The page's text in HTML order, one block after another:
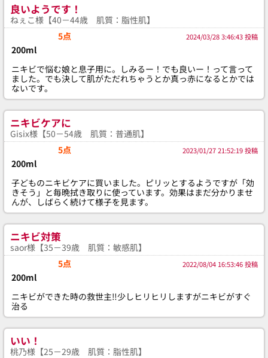
良いようです！
ねぇこ様【40－44歳 肌質：脂性肌】
5点
2024/03/28 3:46:43 投稿
200ml
ニキビで悩む娘と息子用に。しみるー！でも良いー！って言って
ました。でも決して肌がただれちゃうとか真っ赤になるとかでは
ないです。
ニキビケアに
Gisix様【50－54歳 肌質：普通肌】
5点
2023/01/27 21:52:19 投稿
200ml
子どものニキビケアに買いました。ピリッとするようですが「効
きそう」と毎晩拭き取りに使っています。効果はまだ分かりませ
んが、しばらく続けて様子を見ます。
ニキビ対策
saor様【35－39歳 肌質：敏感肌】
5点
2022/08/04 16:53:46 投稿
200ml
ニキビができた時の救世主‼︎少しヒリヒリしますがニキビがすぐ
治る
いい！
桃乃様【25－29歳 肌質：脂性肌】